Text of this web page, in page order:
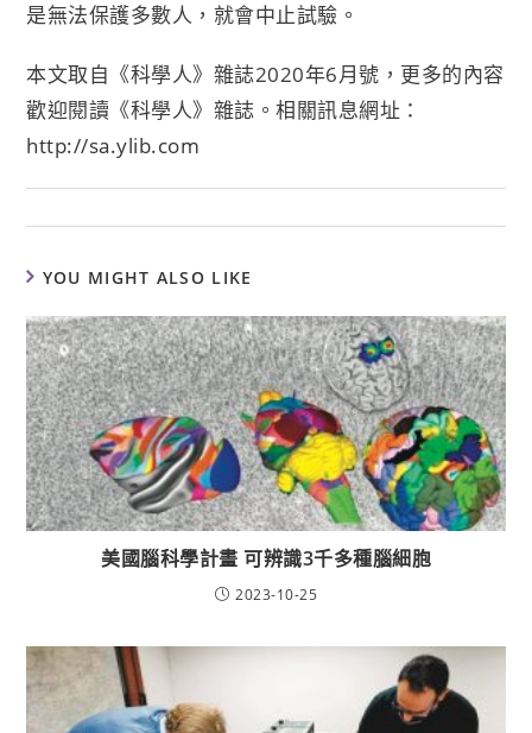
是無法保護多數人，就會中止試驗。
本文取自《科學人》雜誌2020年6月號，更多的內容
歡迎閱讀《科學人》雜誌。相關訊息網址：
http://sa.ylib.com
YOU MIGHT ALSO LIKE
美國腦科學計畫 可辨識3千多種腦細胞
2023-10-25